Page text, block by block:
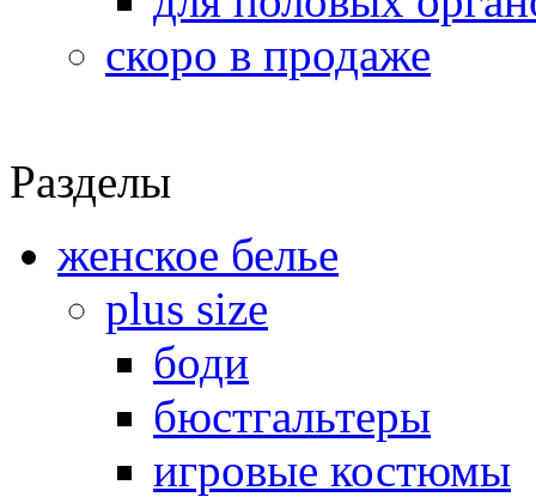
скоро в продаже
Разделы
женское белье
plus size
боди
бюстгальтеры
игровые костюмы